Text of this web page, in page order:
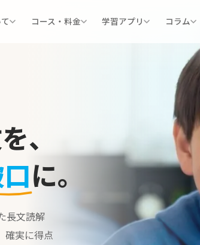
コース・料金 学習アプリ コラム
、
に。
長文読解
確実に得点